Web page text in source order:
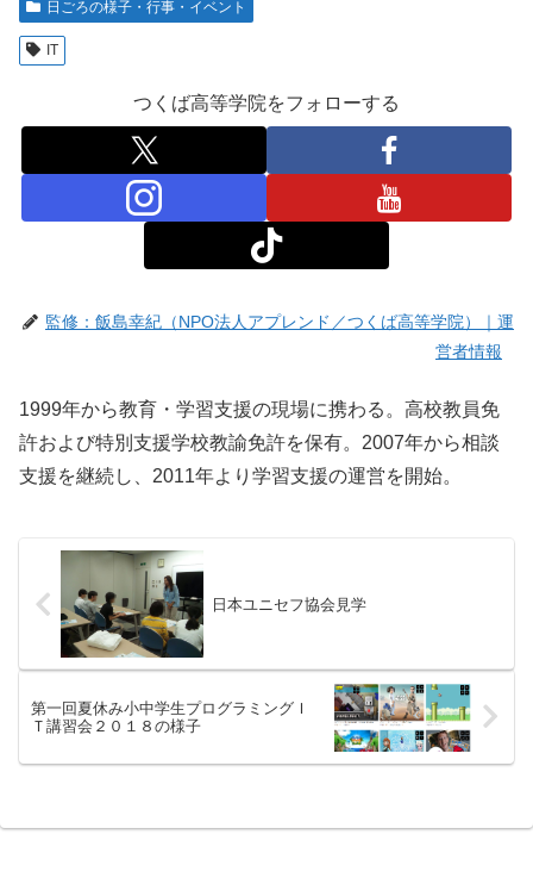
日ごろの様子・行事・イベント
IT
つくば高等学院をフォローする
監修：飯島幸紀（NPO法人アプレンド／つくば高等学院）｜運
営者情報
1999年から教育・学習支援の現場に携わる。高校教員免
許および特別支援学校教諭免許を保有。2007年から相談
支援を継続し、2011年より学習支援の運営を開始。
日本ユニセフ協会見学
第一回夏休み小中学生プログラミングＩ
Ｔ講習会２０１８の様子